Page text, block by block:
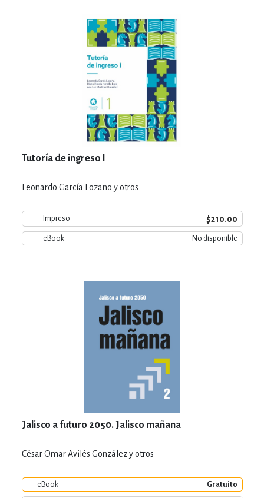
Tutoría de ingreso I
Leonardo García Lozano y otros
Impreso $210.00
eBook No disponible
Jalisco a futuro 2050. Jalisco mañana
César Omar Avilés González y otros
eBook Gratuito